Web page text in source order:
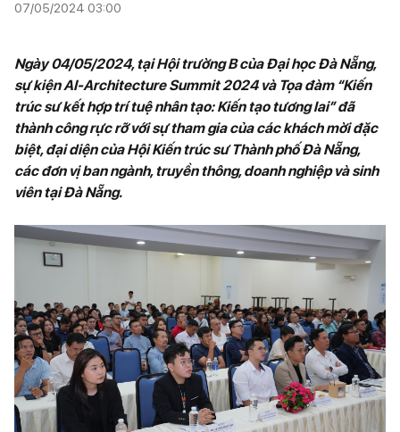
07/05/2024 03:00
Ngày 04/05/2024, tại Hội trường B của Đại học Đà Nẵng,
sự kiện AI-Architecture Summit 2024 và Tọa đàm “Kiến
trúc sư kết hợp trí tuệ nhân tạo: Kiến tạo tương lai” đã
thành công rực rỡ với sự tham gia của các khách mời đặc
biệt, đại diện của Hội Kiến trúc sư Thành phố Đà Nẵng,
các đơn vị ban ngành, truyền thông, doanh nghiệp và sinh
viên tại Đà Nẵng.